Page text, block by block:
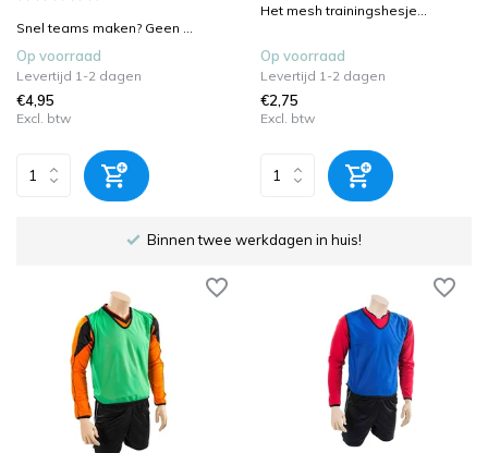
Snel teams maken? Geen ...
Op voorraad
Levertijd 1-2 dagen
€4,95
Excl. btw
Het mesh trainingshesje...
Op voorraad
Levertijd 1-2 dagen
€2,75
Excl. btw
Gratis verzending boven €100,-